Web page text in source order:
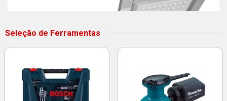
Seleção de Ferramentas